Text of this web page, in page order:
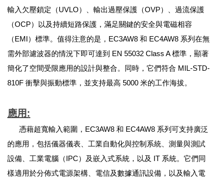
輸入欠壓鎖定（UVLO）、輸出過壓保護（OVP）、過流保護
（OCP）以及持續短路保護，滿足關鍵的安全與電磁相容
（EMI）標準。值得注意的是，EC3AW8 和 EC4AW8 系列在無
需外部濾波器的情況下即可達到 EN 55032 Class A 標準，顯著
簡化了空間受限應用的設計與整合。同時，它們符合 MIL-STD-
810F 衝擊與振動標準，並支持最高 5000 米的工作海拔。
應用 :
憑藉超寬輸入範圍，EC3AW8 和 EC4AW8 系列可支持廣泛
的應用，包括儀器儀表、工業自動化與控制系統、測量與測試
設備、工業電腦（IPC）及嵌入式系統，以及 IT 系統。它們同
樣適用於分佈式電源架構、電信及數據通訊設備，以及輸入電